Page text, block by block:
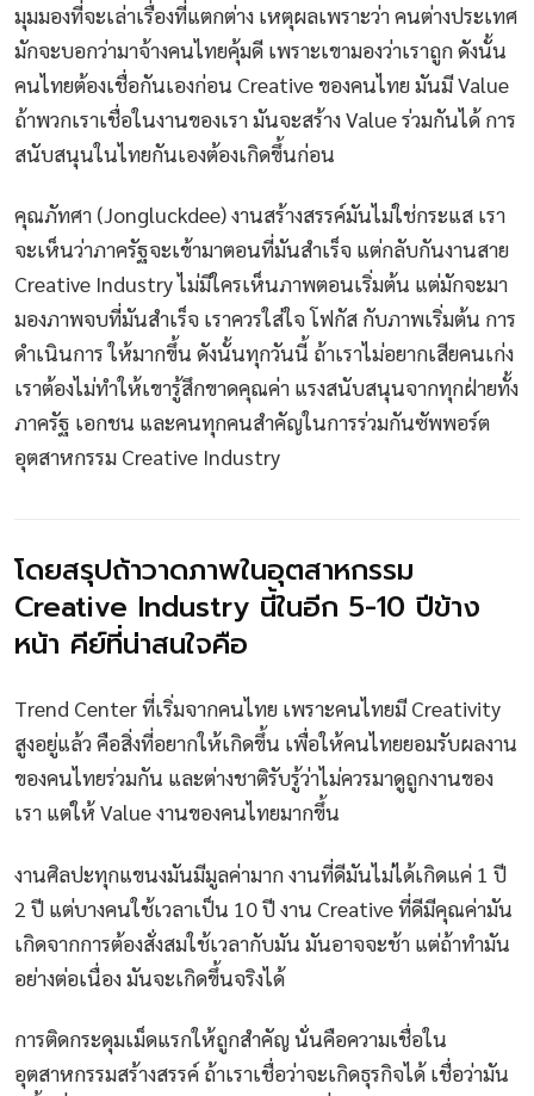
มุมมองที่จะเล่าเรื่องที่แตกต่าง เหตุผลเพราะว่า คนต่างประเทศ
มักจะบอกว่ามาจ้างคนไทยคุ้มดี เพราะเขามองว่าเราถูก ดังนั้น
คนไทยต้องเชื่อกันเองก่อน Creative ของคนไทย มันมี Value
ถ้าพวกเราเชื่อในงานของเรา มันจะสร้าง Value ร่วมกันได้ การ
สนับสนุนในไทยกันเองต้องเกิดขึ้นก่อน
คุณภัทศา (Jongluckdee) งานสร้างสรรค์มันไม่ใช่กระแส เรา
จะเห็นว่าภาครัฐจะเข้ามาตอนที่มันสำเร็จ แต่กลับกันงานสาย
Creative Industry ไม่มีใครเห็นภาพตอนเริ่มต้น แต่มักจะมา
มองภาพจบที่มันสำเร็จ เราควรใส่ใจ โฟกัส กับภาพเริ่มต้น การ
ดำเนินการ ให้มากขึ้น ดังนั้นทุกวันนี้ ถ้าเราไม่อยากเสียคนเก่ง
เราต้องไม่ทำให้เขารู้สึกขาดคุณค่า แรงสนับสนุนจากทุกฝ่ายทั้ง
ภาครัฐ เอกชน และคนทุกคนสำคัญในการร่วมกันซัพพอร์ต
อุตสาหกรรม Creative Industry
โดยสรุปถ้าวาดภาพในอุตสาหกรรม
Creative Industry นี้ในอีก 5-10 ปีข้าง
หน้า คีย์ที่น่าสนใจคือ
Trend Center ที่เริ่มจากคนไทย เพราะคนไทยมี Creativity
สูงอยู่แล้ว คือสิ่งที่อยากให้เกิดขึ้น เพื่อให้คนไทยยอมรับผลงาน
ของคนไทยร่วมกัน และต่างชาติรับรู้ว่าไม่ควรมาดูถูกงานของ
เรา แต่ให้ Value งานของคนไทยมากขึ้น
งานศิลปะทุกแขนงมันมีมูลค่ามาก งานที่ดีมันไม่ได้เกิดแค่ 1 ปี
2 ปี แต่บางคนใช้เวลาเป็น 10 ปี งาน Creative ที่ดีมีคุณค่ามัน
เกิดจากการต้องสั่งสมใช้เวลากับมัน มันอาจจะช้า แต่ถ้าทำมัน
อย่างต่อเนื่อง มันจะเกิดขึ้นจริงได้
การติดกระดุมเม็ดแรกให้ถูกสำคัญ นั่นคือความเชื่อใน
อุตสาหกรรมสร้างสรรค์ ถ้าเราเชื่อว่าจะเกิดธุรกิจได้ เชื่อว่ามัน